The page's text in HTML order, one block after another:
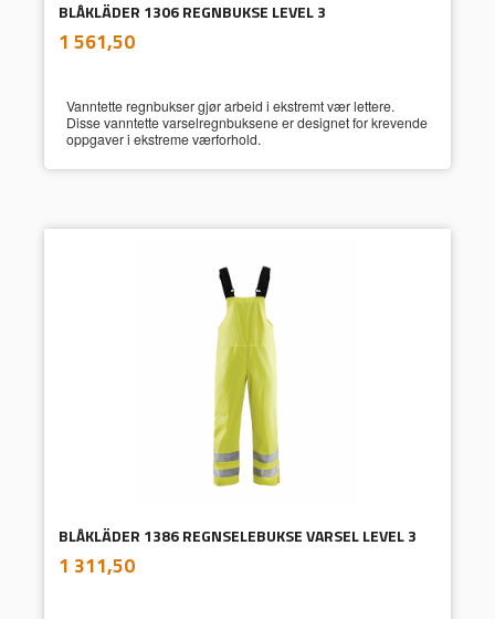
BLÅKLÄDER 1306 REGNBUKSE LEVEL 3
Pris
1 561,50mva.
Vanntette regnbukser gjør arbeid i ekstremt vær lettere.
Disse vanntette varselregnbuksene er designet for krevende
oppgaver i ekstreme værforhold.
BLÅKLÄDER 1386 REGNSELEBUKSE VARSEL LEVEL 3
Pris
1 311,50mva.